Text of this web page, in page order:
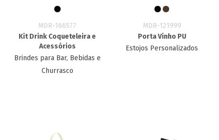
MDR-166577
Kit Drink Coqueteleira e
Acessórios
Brindes para Bar, Bebidas e
Churrasco
MDR-121999
Porta Vinho PU
Estojos Personalizados